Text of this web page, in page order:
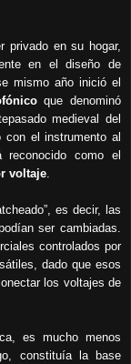
privado en su hogar,
en el diseño de
mismo año inició el
que denominó
medieval del
con el instrumento al
como el
voltaje.
es decir, las
ser cambiadas.
controlados por
dado que esos
los voltajes de
es mucho menos
constituía la base